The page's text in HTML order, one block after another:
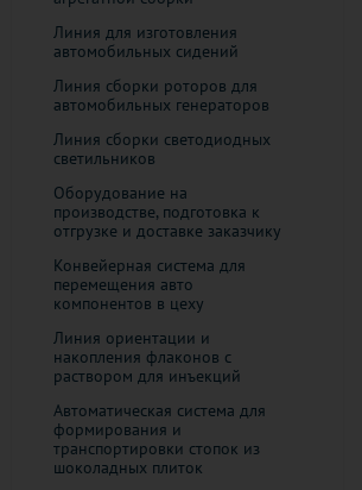
Линия для изготовления
автомобильных сидений
Линия сборки роторов для
автомобильных генераторов
​Линия сборки светодиодных
светильников
Оборудование на
производстве, подготовка к
отгрузке и доставке заказчику
Конвейерная система для
перемещения авто
компонентов в цеху
Линия ориентации и
накопления флаконов с
раствором для инъекций
Автоматическая система для
формирования и
транспортировки стопок из
шоколадных плиток